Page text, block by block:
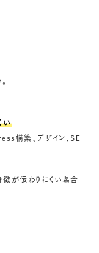
い
構築、デザイン、SE
徴が伝わりにくい場合